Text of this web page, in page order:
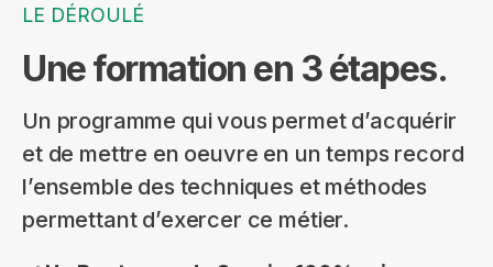
LE DÉROULÉ
Une formation en 3 étapes.
Un programme qui vous permet d’acquérir
et de mettre en oeuvre en un temps record
l’ensemble des techniques et méthodes
permettant d’exercer ce métier.